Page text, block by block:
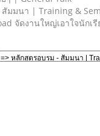
มมนา | Training &
จัดงานใหญ่เอาใจนักเ